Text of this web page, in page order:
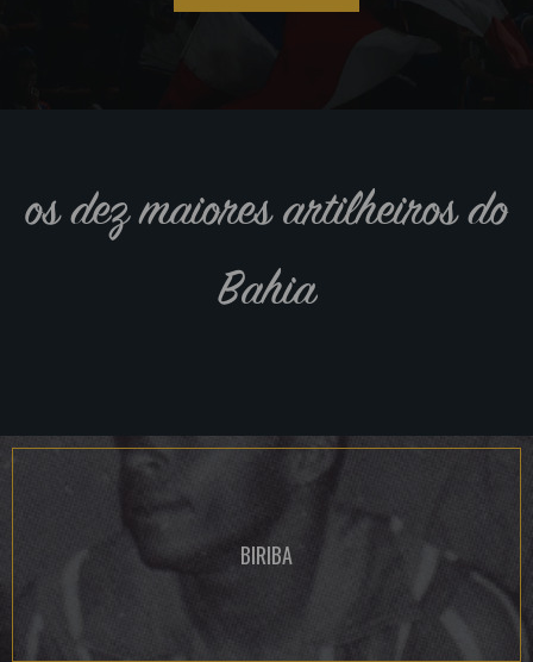
os dez maiores artilheiros do
Bahia
BIRIBA